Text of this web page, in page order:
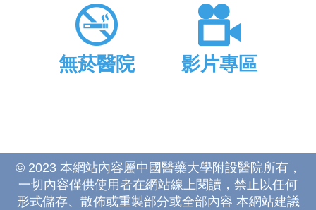
無菸醫院 影片專區
© 2023 本網站內容屬中國醫藥大學附設醫院所有，
一切內容僅供使用者在網站線上閱讀，禁止以任何
形式儲存、散佈或重製部分或全部內容 本網站建議